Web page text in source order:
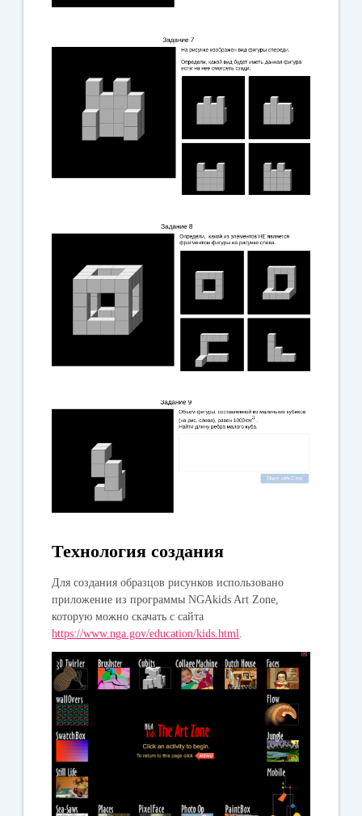
Технология создания
Для создания образцов рисунков использовано
приложение из программы NGAkids Art Zone,
которую можно скачать с сайта
https://www.nga.gov/education/kids.html.